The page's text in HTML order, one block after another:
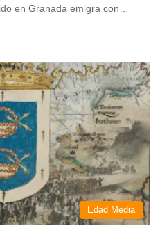
en Granada emigra con…
Edad Media